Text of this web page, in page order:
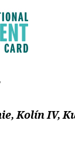
Kolín IV,